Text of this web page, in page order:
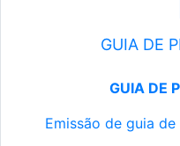
GUIA DE
GUIA DE
Emissão de guia